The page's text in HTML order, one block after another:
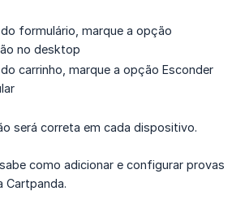
formulário, marque a opção
no desktop
carrinho, marque a opção Esconder
será correta em cada dispositivo.
como adicionar e configurar provas
Cartpanda.